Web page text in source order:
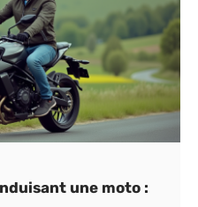
une moto :